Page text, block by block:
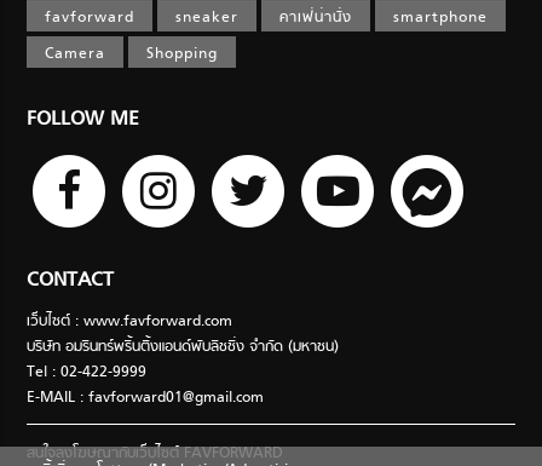
favforward sneaker คาเฟ่น่านั่ง
smartphone
Camera
Shopping
FOLLOW ME
CONTACT
เว็บไซต์ : www.favforward.com
บริษัท อมรินทร์พริ้นติ้งแอนด์พับลิชชิ่ง จำกัด (มหาชน)
Tel : 02-422-9999
E-MAIL :favforward01@gmail.com
สนใจลงโฆษณากับเว็บไซต์ FAVFORWARD